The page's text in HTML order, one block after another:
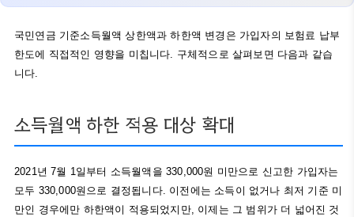
국민연금 기준소득월액 상한액과 하한액 변경은 가입자의 보험료 납부
한도에 직접적인 영향을 미칩니다. 구체적으로 살펴보면 다음과 같습
니다.
소득월액 하한 적용 대상 확대
2021년 7월 1일부터 소득월액을 330,000원 미만으로 신고한 가입자는
모두 330,000원으로 결정됩니다. 이전에는 소득이 없거나 최저 기준 미
만인 경우에만 하한액이 적용되었지만, 이제는 그 범위가 더 넓어진 것